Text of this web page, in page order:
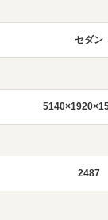
セダン
2487